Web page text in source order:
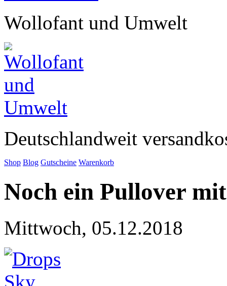
Wollofant und Umwelt
Deutschlandweit
Shop Blog Gutscheine Warenkorb
Noch ein Pullover
Mittwoch, 05.12.2018